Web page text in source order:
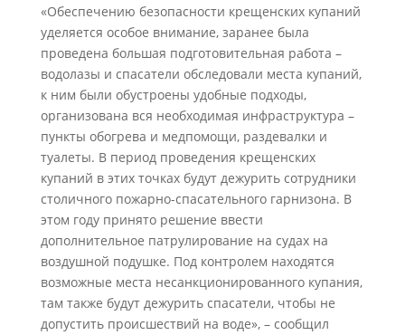
«Обеспечению безопасности крещенских купаний
уделяется особое внимание, заранее была
проведена большая подготовительная работа –
водолазы и спасатели обследовали места купаний,
к ним были обустроены удобные подходы,
организована вся необходимая инфраструктура –
пункты обогрева и медпомощи, раздевалки и
туалеты. В период проведения крещенских
купаний в этих точках будут дежурить сотрудники
столичного пожарно-спасательного гарнизона. В
этом году принято решение ввести
дополнительное патрулирование на судах на
воздушной подушке. Под контролем находятся
возможные места несанкционированного купания,
там также будут дежурить спасатели, чтобы не
допустить происшествий на воде», – сообщил